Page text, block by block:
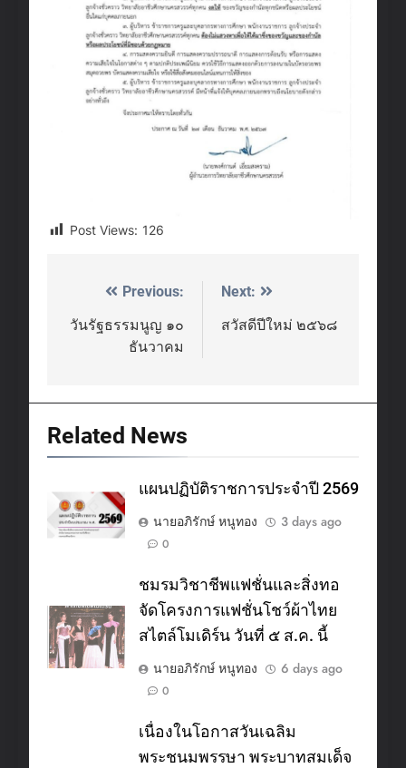
Post Views: 126
Post
navigation
Previous:
วันรัฐธรรมนูญ ๑๐
ธันวาคม
Next:
สวัสดีปีใหม่ ๒๕๖๘
Related News
แผนปฏิบัติราชการประจำปี 2569
นายอภิรักษ์ หนูทอง
3 days ago
0
ชมรมวิชาชีพแฟชั่นและสิ่งทอ
จัดโครงการแฟชั่นโชว์ผ้าไทย
สไตล์โมเดิร์น วันที่ ๕ ส.ค. นี้
นายอภิรักษ์ หนูทอง
6 days ago
0
เนื่องในโอกาสวันเฉลิม
พระชนมพรรษา พระบาทสมเด็จ